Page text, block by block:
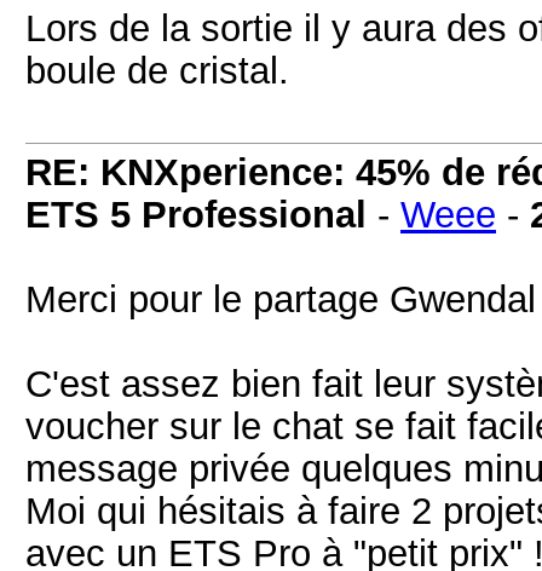
Lors de la sortie il y aura des
boule de cristal.
RE: KNXperience: 45% de
ETS 5 Professional - Weee -
Merci pour le partage
C'est assez bien fait leur
voucher sur le chat se fait
message privée quelques
Moi qui hésitais à faire 2
avec un ETS Pro à "petit prix"